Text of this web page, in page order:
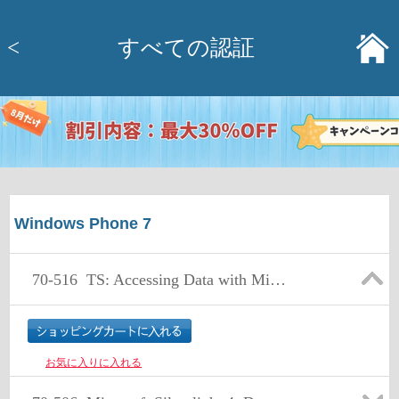
< すべての認証
Windows Phone 7
70-516 TS: Accessing Data with Microsoft .NET Framework 4
お気に入りに入れる